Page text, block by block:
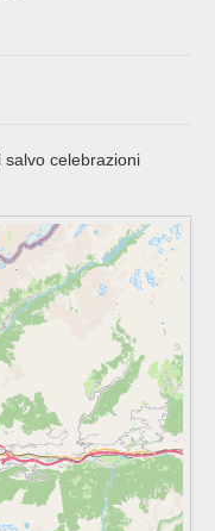
salvo celebrazioni